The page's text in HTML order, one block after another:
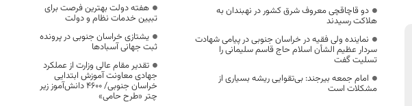
دو قاچاقچی معروف شرق کشور در نهبندان به
هلاکت رسیدند
نماینده ولی فقیه در خراسان جنوبی در پیامی شهادت
سردار عظیم الشأن اسلام حاج قاسم سلیمانی را
تسلیت گفت
امام جمعه بیرجند: بی‌تقوایی ریشه بسیاری از
مشکلات است
هفته دولت بهترین فرصت برای
تبیین خدمات نظام و دولت
یشتازی خراسان جنوبی در پرونده
ثبت جهانی آسبادها
تقدیر مقام عالی وزارت از عملکرد
جهادی معاونت آموزش ابتدایی
خراسان جنوبی/ ۴۶۰۰ دانش‌آموز زیر
چتر «طرح حامی»